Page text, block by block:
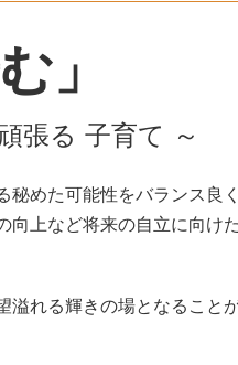
」
張る 子育て ～
めた可能性をバランス良
上など将来の自立に向け
れる輝きの場となること